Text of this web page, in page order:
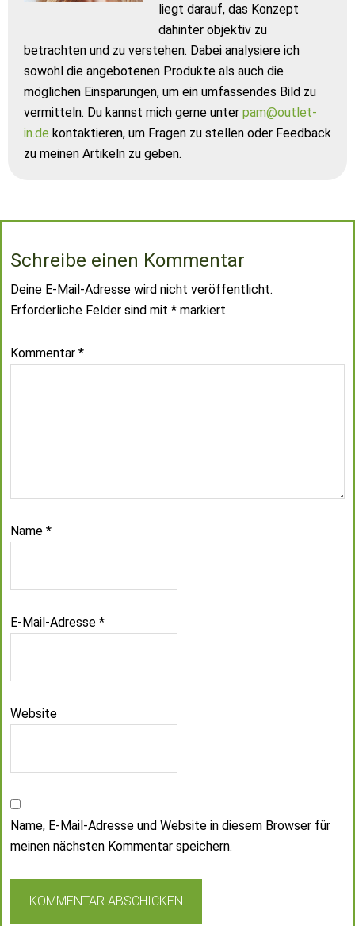
liegt darauf, das Konzept
dahinter objektiv zu
betrachten und zu verstehen. Dabei analysiere ich
sowohl die angebotenen Produkte als auch die
möglichen Einsparungen, um ein umfassendes Bild zu
vermitteln. Du kannst mich gerne unter pam@outlet-
in.de kontaktieren, um Fragen zu stellen oder Feedback
zu meinen Artikeln zu geben.
Schreibe einen Kommentar
Deine E-Mail-Adresse wird nicht veröffentlicht.
Erforderliche Felder sind mit * markiert
Kommentar *
Name *
E-Mail-Adresse *
Website
Name, E-Mail-Adresse und Website in diesem Browser für
meinen nächsten Kommentar speichern.